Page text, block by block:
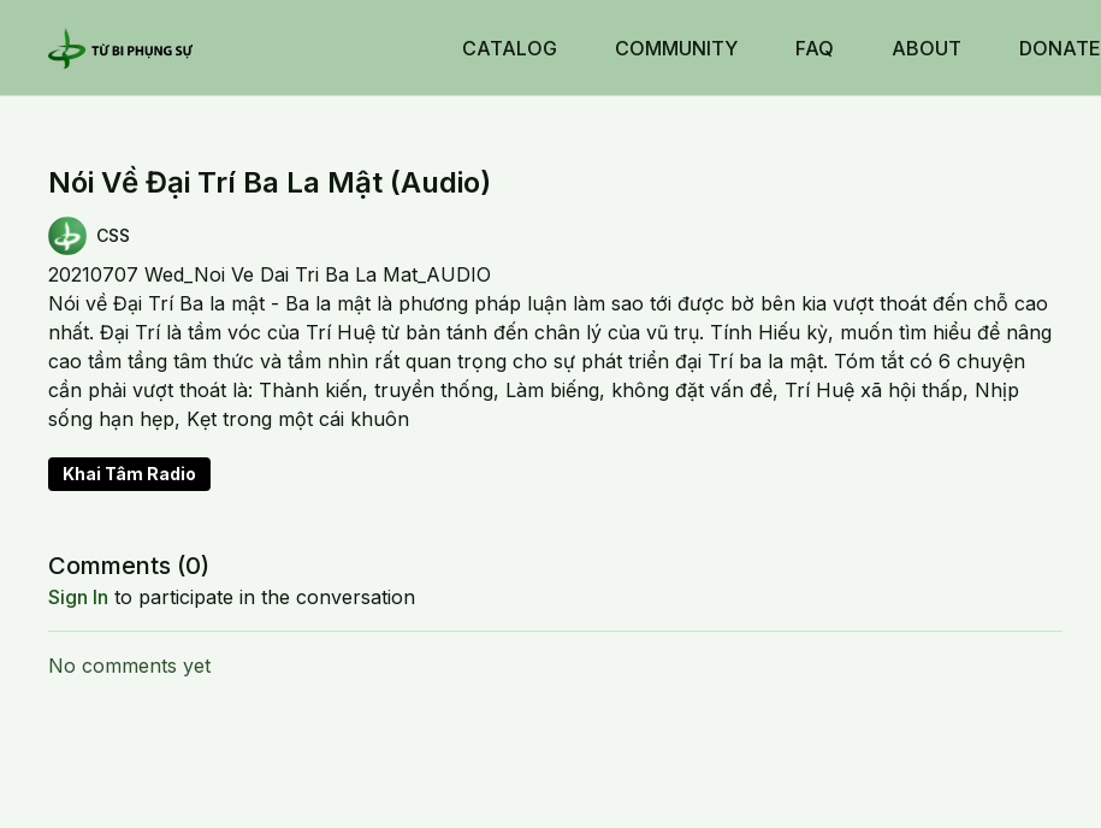
CATALOG COMMUNITY FAQ ABOUT DONATE
Nói Về Đại Trí Ba La Mật (Audio)
CSS
20210707 Wed_Noi Ve Dai Tri Ba La Mat_AUDIO
Nói về Đại Trí Ba la mật - Ba la mật là phương pháp luận làm sao tới được bờ bên kia vượt thoát đến chỗ cao
nhất. Đại Trí là tầm vóc của Trí Huệ từ bản tánh đến chân lý của vũ trụ. Tính Hiếu kỳ, muốn tìm hiểu để nâng
cao tầm tầng tâm thức và tầm nhìn rất quan trọng cho sự phát triển đại Trí ba la mật. Tóm tắt có 6 chuyện
cần phải vượt thoát là: Thành kiến, truyền thống, Làm biếng, không đặt vấn đề, Trí Huệ xã hội thấp, Nhịp
sống hạn hẹp, Kẹt trong một cái khuôn
Khai Tâm Radio
Comments (0)
Sign In to participate in the conversation
No comments yet